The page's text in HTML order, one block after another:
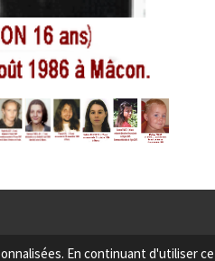
En continuant d'utiliser